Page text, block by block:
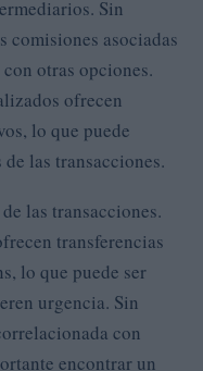
Sin
comisiones asociadas
otras opciones.
ofrecen
lo que puede
las transacciones.
las transacciones.
transferencias
lo que puede ser
urgencia. Sin
con
encontrar un